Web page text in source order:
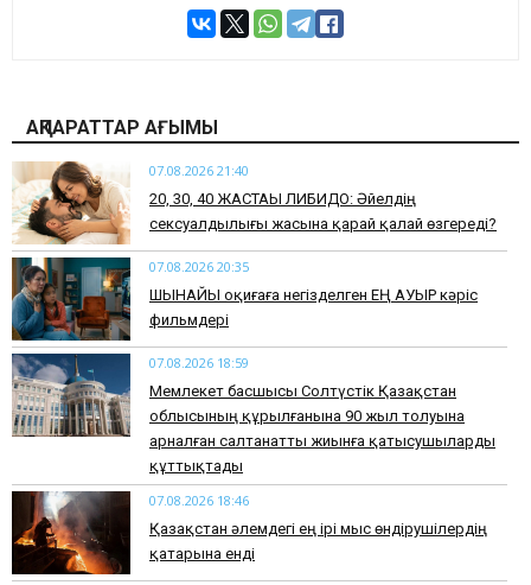
АҚПАРАТТАР АҒЫМЫ
07.08.2026 21:40
​20, 30, 40 ЖАСТАҒЫ ЛИБИДО: Әйелдің
сексуалдылығы жасына қарай қалай өзгереді?
07.08.2026 20:35
​ШЫНАЙЫ оқиғаға негізделген ЕҢ АУЫР кәріс
фильмдері
07.08.2026 18:59
Мемлекет басшысы Солтүстік Қазақстан
облысының құрылғанына 90 жыл толуына
арналған салтанатты жиынға қатысушыларды
құттықтады
07.08.2026 18:46
Қазақстан әлемдегі ең ірі мыс өндірушілердің
қатарына енді